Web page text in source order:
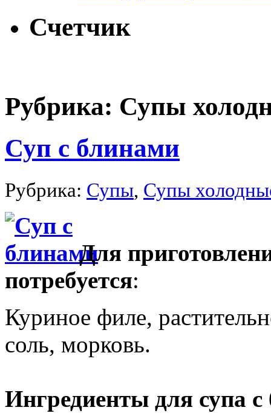
Счетчик
Рубрика: Супы
Суп с блинами
Рубрика: Супы, Супы
Для
потребуется:
Куриное филе,
соль, морковь.
Ингредиенты для супа